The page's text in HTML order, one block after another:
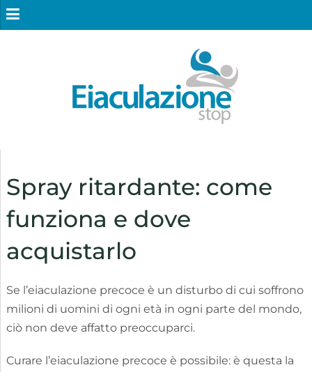
Spray ritardante: come
funziona e dove
acquistarlo
Se l’eiaculazione precoce è un disturbo di cui soffrono
milioni di uomini di ogni età in ogni parte del mondo,
ciò non deve affatto preoccuparci.
Curare l’eiaculazione precoce è possibile: è questa la